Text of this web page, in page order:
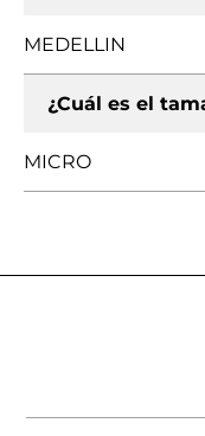
MEDELLIN
¿Cuál es el
MICRO